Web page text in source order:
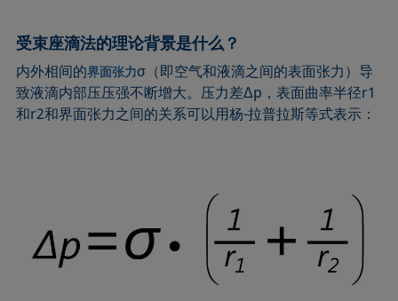
受束座滴法的理论背景是什么？
内外相间的界面张力σ（即空气和液滴之间的表面张力）导
致液滴内部压压强不断增大。压力差Δp，表面曲率半径r1
和r2和界面张力之间的关系可以用杨-拉普拉斯等式表示：